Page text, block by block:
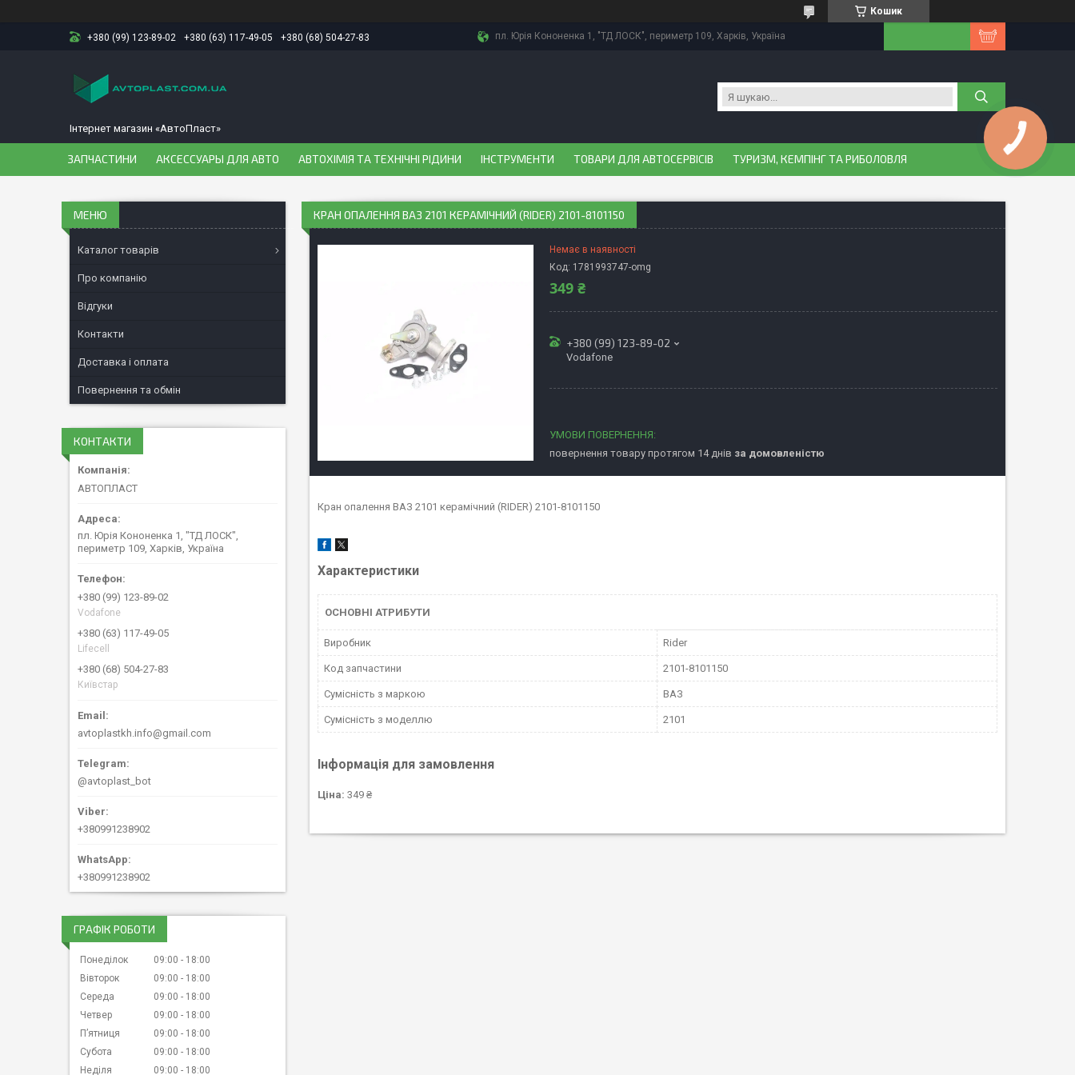
Кошик
+380 (99) 123-89-02 +380 (63) 117-49-05 +380 (68) 504-27-83 пл. Юрія Кононенка 1, "ТД ЛОСК", периметр 109, Харків, Україна
Інтернет магазин «АвтоПласт»
ЗАПЧАСТИНИ АКСЕССУАРЫ ДЛЯ АВТО АВТОХІМІЯ ТА ТЕХНІЧНІ РІДИНИ ІНСТРУМЕНТИ ТОВАРИ ДЛЯ АВТОСЕРВІСІВ ТУРИЗМ, КЕМПІНГ ТА РИБОЛОВЛЯ
КРАН ОПАЛЕННЯ ВАЗ 2101 КЕРАМІЧНИЙ (RIDER) 2101-8101150
Немає в наявності
Код: 1781993747-omg
349 ₴
+380 (99) 123-89-02
Vodafone
повернення товару протягом 14 днів за домовленістю
Кран опалення ВАЗ 2101 керамічний (RIDER) 2101-8101150
Характеристики
ОСНОВНІ АТРИБУТИ
Виробник Rider
Код запчастини 2101-8101150
Сумісність з маркою ВАЗ
Сумісність з моделлю 2101
Інформація для замовлення
Ціна: 349 ₴
Каталог товарів
Про компанію
Відгуки
Контакти
Доставка і оплата
Повернення та обмін
КОНТАКТИ
АВТОПЛАСТ
пл. Юрія Кононенка 1, "ТД ЛОСК",
периметр 109, Харків, Україна
+380 (99) 123-89-02
Vodafone
+380 (63) 117-49-05
Lifecell
+380 (68) 504-27-83
Київстар
avtoplastkh.info@gmail.com
@avtoplast_bot
+380991238902
+380991238902
ГРАФІК РОБОТИ
Понеділок 09:00
18:00
Вівторок
09:00
18:00
Середа
09:00
18:00
Четвер
09:00
18:00
Пʼятниця
09:00
18:00
Субота
09:00
18:00
Неділя
09:00 18:00
КНОПКА
ЗВ'ЯЗКУ